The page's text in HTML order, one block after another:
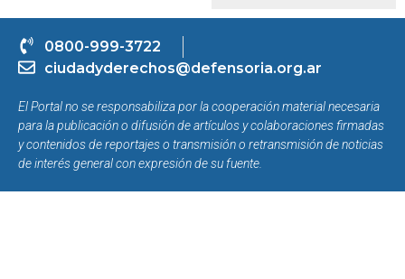
0800-999-3722
ciudadyderechos@defensoria.org.ar
El Portal no se responsabiliza por la cooperación material necesaria
para la publicación o difusión de artículos y colaboraciones firmadas
y contenidos de reportajes o transmisión o retransmisión de noticias
de interés general con expresión de su fuente.